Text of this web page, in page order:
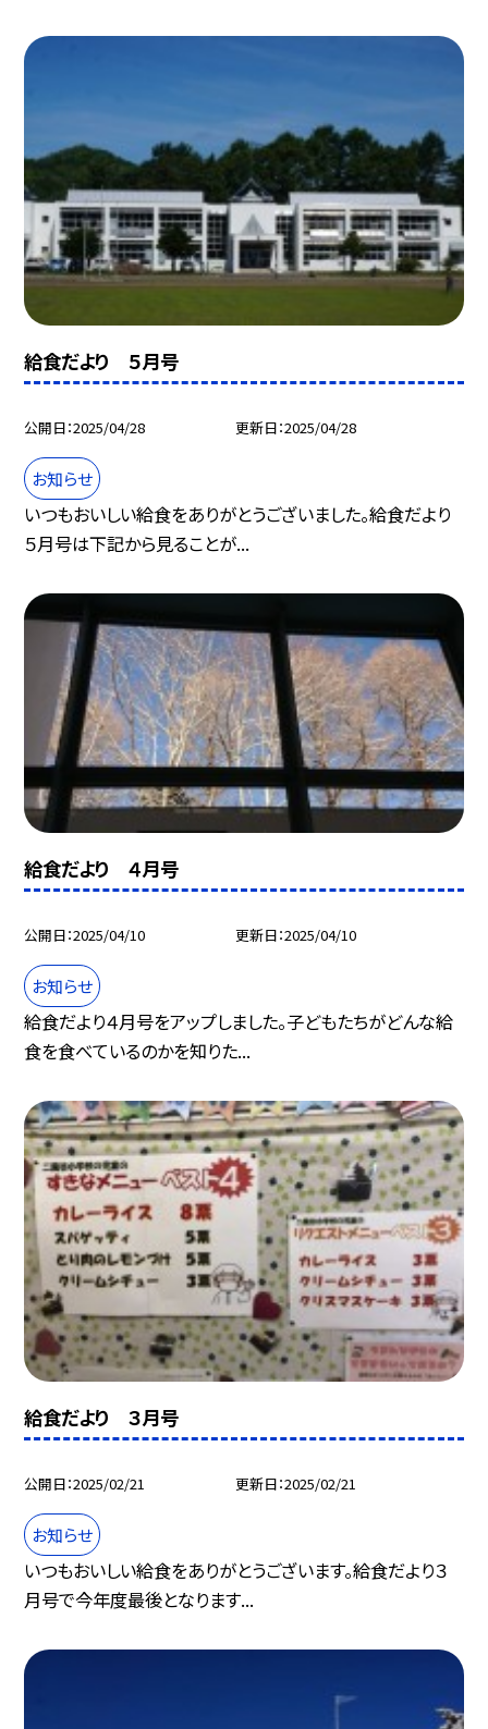
給食だより ５月号
公開日 2025/04/28 更新日 2025/04/28
お知らせ
いつもおいしい給食をありがとうございました。給食だより
５月号は下記から見ることが...
給食だより ４月号
公開日 2025/04/10 更新日 2025/04/10
お知らせ
給食だより４月号をアップしました。子どもたちがどんな給
食を食べているのかを知りた...
給食だより ３月号
公開日 2025/02/21 更新日 2025/02/21
お知らせ
いつもおいしい給食をありがとうございます。給食だより３
月号で今年度最後となります...